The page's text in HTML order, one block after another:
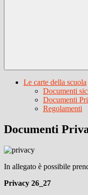
Le carte della scuola
Documenti
Documenti
Regolamenti
Documenti
In allegato è possibile
Privacy 26_27